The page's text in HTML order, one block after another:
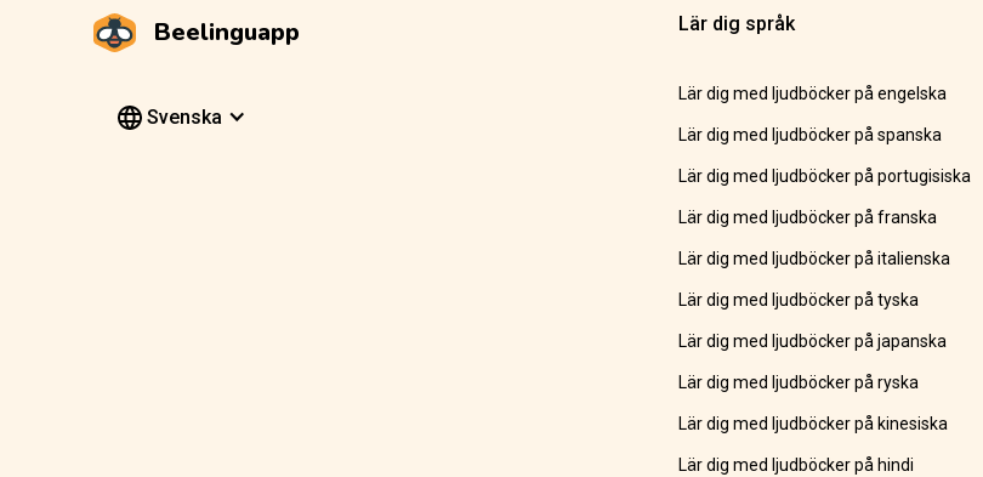
Beelinguapp
Svenska
Lär dig språk
Lär dig med ljudböcker på engelska
Lär dig med ljudböcker på spanska
Lär dig med ljudböcker på portugisiska
Lär dig med ljudböcker på franska
Lär dig med ljudböcker på italienska
Lär dig med ljudböcker på tyska
Lär dig med ljudböcker på japanska
Lär dig med ljudböcker på ryska
Lär dig med ljudböcker på kinesiska
Lär dig med ljudböcker på hindi